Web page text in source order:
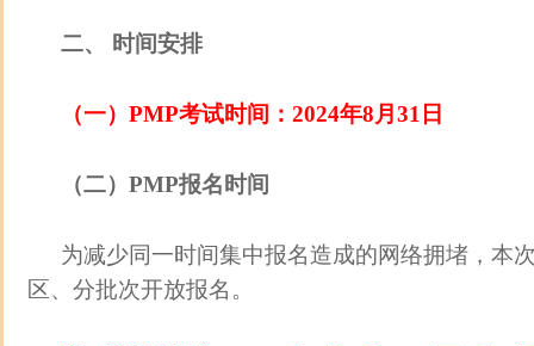
二、 时间安排
（一）PMP考试时间：2024年8月31日
（二）PMP报名时间
为减少同一时间集中报名造成的网络拥堵，本
区、分批次开放报名。